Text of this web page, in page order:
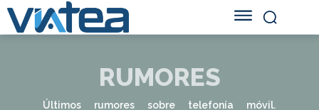
RUMORES
Últimos rumores sobre telefonía móvil.